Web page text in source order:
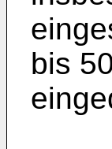
bis